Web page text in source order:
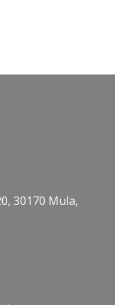
30170 Mula,